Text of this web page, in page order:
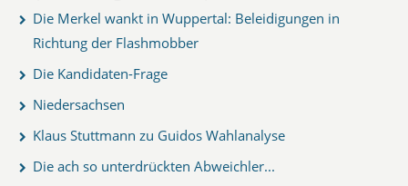
Die Merkel wankt in Wuppertal: Beleidigungen in
Richtung der Flashmobber
Die Kandidaten-Frage
Niedersachsen
Klaus Stuttmann zu Guidos Wahlanalyse
Die ach so unterdrückten Abweichler...